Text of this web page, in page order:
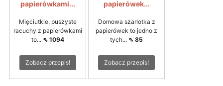
papierówkami...
Mięciutkie, puszyste
racuchy z papierówkami
to... ⇖ 1094
Zobacz przepis!
papierówek...
Domowa szarlotka z
papierówek to jedno z
tych... ⇖ 85
Zobacz przepis!